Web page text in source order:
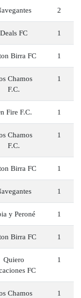
2
Deals FC 1
Birra FC 1
Chamos
F.C.
1
Fire F.C. 1
Chamos
F.C.
1
Birra FC 1
1
y Peroné 1
Birra FC 1
Quiero
FC
1
Chamos
1